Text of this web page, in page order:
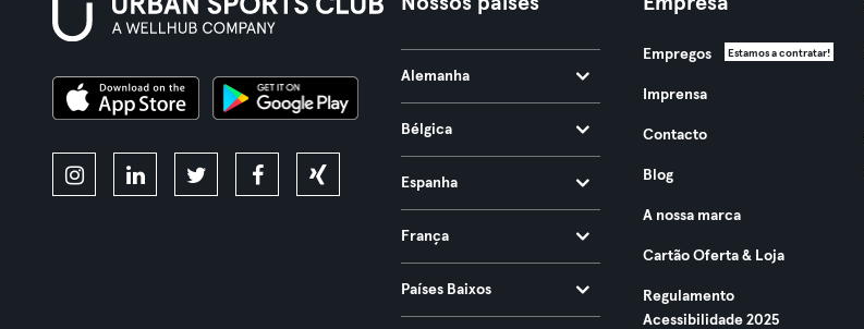
Alemanha
Bélgica
Espanha
França
Países Baixos
Empregos Estamos a contratar!
Imprensa
Contacto
Blog
A nossa marca
Cartão Oferta & Loja
Regulamento
Acessibilidade 2025